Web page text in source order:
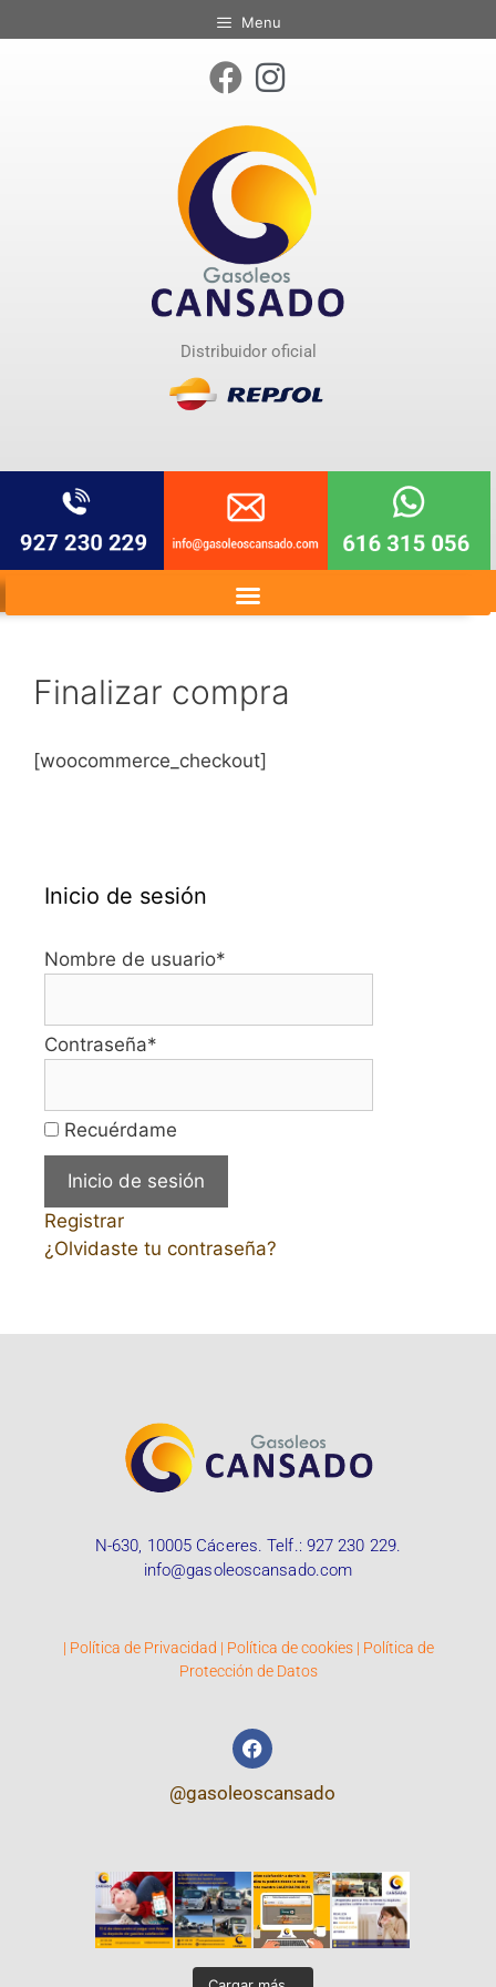
Menu
Distribuidor oficial
Finalizar compra
[woocommerce_checkout]
Inicio de sesión
Nombre de usuario*
Contraseña*
Recuérdame
Registrar
¿Olvidaste tu contraseña?
N-630, 10005 Cáceres. Telf.: 927 230 229.
info@gasoleoscansado.com
| Política de Privacidad | Política de cookies| Política de
Protección de Datos
@gasoleoscansado